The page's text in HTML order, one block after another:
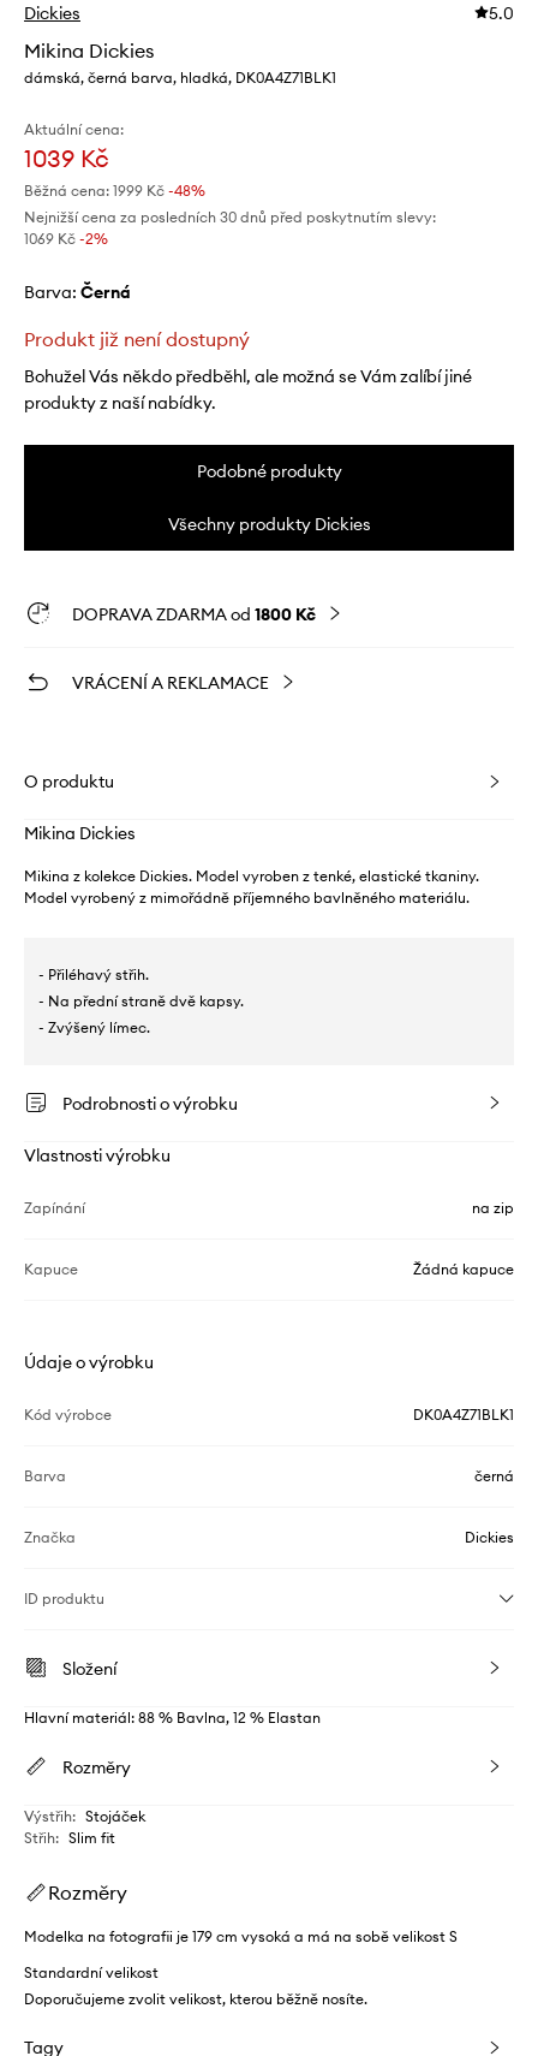
Dickies 5.0
Mikina Dickies
dámská, černá barva, hladká, DK0A4Z71BLK1
Aktuální cena:
1039 Kč
Běžná cena: 1999 Kč -48%
Nejnižší cena za posledních 30 dnů před poskytnutím slevy:
1069 Kč -2%
Barva: černá
Produkt již není dostupný
Bohužel Vás někdo předběhl, ale možná se Vám zalíbí jiné
produkty z naší nabídky.
Podobné produkty
Všechny produkty Dickies
DOPRAVA ZDARMA od 1800 Kč
VRÁCENÍ A REKLAMACE
O produktu
Mikina Dickies
Mikina z kolekce Dickies. Model vyroben z tenké, elastické tkaniny.
Model vyrobený z mimořádně příjemného bavlněného materiálu.
- Přiléhavý střih.
- Na přední straně dvě kapsy.
- Zvýšený límec.
Podrobnosti o výrobku
Vlastnosti výrobku
Zapínání na zip
Kapuce Žádná kapuce
Údaje o výrobku
Kód výrobce DK0A4Z71BLK1
Barva černá
Značka Dickies
ID produktu
Složení
Hlavní materiál: 88 % Bavlna, 12 % Elastan
Rozměry
Výstřih: Stojáček
Střih: Slim fit
Rozměry
Modelka na fotografii je 179 cm vysoká a má na sobě velikost S
Standardní velikost
Doporučujeme zvolit velikost, kterou běžně nosíte.
Tagy